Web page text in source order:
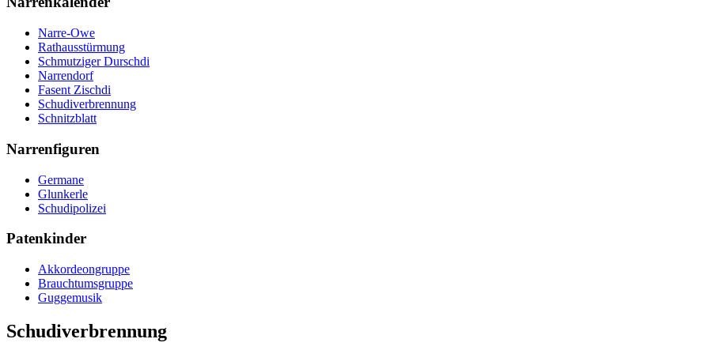
Narre-Owe
Rathausstürmung
Schmutziger Durschdi
Narrendorf
Fasent Zischdi
Schudiverbrennung
Schnitzblatt
Narrenfiguren
Germane
Glunkerle
Schudipolizei
Patenkinder
Akkordeongruppe
Brauchtumsgruppe
Guggemusik
Schudiverbrennung